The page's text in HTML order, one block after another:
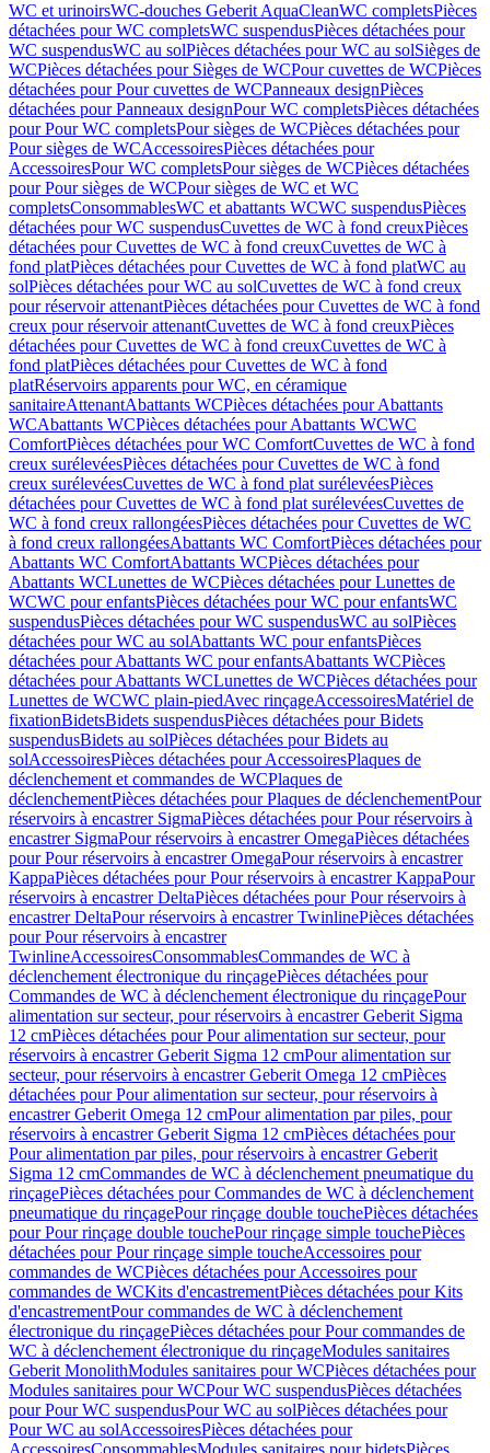
WC et urinoirsWC-douches Geberit AquaCleanWC completsPièces
détachées pour WC completsWC suspendusPièces détachées pour
WC suspendusWC au solPièces détachées pour WC au solSièges de
WCPièces détachées pour Sièges de WCPour cuvettes de WCPièces
détachées pour Pour cuvettes de WCPanneaux designPièces
détachées pour Panneaux designPour WC completsPièces détachées
pour Pour WC completsPour sièges de WCPièces détachées pour
Pour sièges de WCAccessoiresPièces détachées pour
AccessoiresPour WC completsPour sièges de WCPièces détachées
pour Pour sièges de WCPour sièges de WC et WC
completsConsommablesWC et abattants WCWC suspendusPièces
détachées pour WC suspendusCuvettes de WC à fond creuxPièces
détachées pour Cuvettes de WC à fond creuxCuvettes de WC à
fond platPièces détachées pour Cuvettes de WC à fond platWC au
solPièces détachées pour WC au solCuvettes de WC à fond creux
pour réservoir attenantPièces détachées pour Cuvettes de WC à fond
creux pour réservoir attenantCuvettes de WC à fond creuxPièces
détachées pour Cuvettes de WC à fond creuxCuvettes de WC à
fond platPièces détachées pour Cuvettes de WC à fond
platRéservoirs apparents pour WC, en céramique
sanitaireAttenantAbattants WCPièces détachées pour Abattants
WCAbattants WCPièces détachées pour Abattants WCWC
ComfortPièces détachées pour WC ComfortCuvettes de WC à fond
creux surélevéesPièces détachées pour Cuvettes de WC à fond
creux surélevéesCuvettes de WC à fond plat surélevéesPièces
détachées pour Cuvettes de WC à fond plat surélevéesCuvettes de
WC à fond creux rallongéesPièces détachées pour Cuvettes de WC
à fond creux rallongéesAbattants WC ComfortPièces détachées pour
Abattants WC ComfortAbattants WCPièces détachées pour
Abattants WCLunettes de WCPièces détachées pour Lunettes de
WCWC pour enfantsPièces détachées pour WC pour enfantsWC
suspendusPièces détachées pour WC suspendusWC au solPièces
détachées pour WC au solAbattants WC pour enfantsPièces
détachées pour Abattants WC pour enfantsAbattants WCPièces
détachées pour Abattants WCLunettes de WCPièces détachées pour
Lunettes de WCWC plain-piedAvec rinçageAccessoiresMatériel de
fixationBidetsBidets suspendusPièces détachées pour Bidets
suspendusBidets au solPièces détachées pour Bidets au
solAccessoiresPièces détachées pour AccessoiresPlaques de
déclenchement et commandes de WCPlaques de
déclenchementPièces détachées pour Plaques de déclenchementPour
réservoirs à encastrer SigmaPièces détachées pour Pour réservoirs à
encastrer SigmaPour réservoirs à encastrer OmegaPièces détachées
pour Pour réservoirs à encastrer OmegaPour réservoirs à encastrer
KappaPièces détachées pour Pour réservoirs à encastrer KappaPour
réservoirs à encastrer DeltaPièces détachées pour Pour réservoirs à
encastrer DeltaPour réservoirs à encastrer TwinlinePièces détachées
pour Pour réservoirs à encastrer
TwinlineAccessoiresConsommablesCommandes de WC à
déclenchement électronique du rinçagePièces détachées pour
Commandes de WC à déclenchement électronique du rinçagePour
alimentation sur secteur, pour réservoirs à encastrer Geberit Sigma
12 cmPièces détachées pour Pour alimentation sur secteur, pour
réservoirs à encastrer Geberit Sigma 12 cmPour alimentation sur
secteur, pour réservoirs à encastrer Geberit Omega 12 cmPièces
détachées pour Pour alimentation sur secteur, pour réservoirs à
encastrer Geberit Omega 12 cmPour alimentation par piles, pour
réservoirs à encastrer Geberit Sigma 12 cmPièces détachées pour
Pour alimentation par piles, pour réservoirs à encastrer Geberit
Sigma 12 cmCommandes de WC à déclenchement pneumatique du
rinçagePièces détachées pour Commandes de WC à déclenchement
pneumatique du rinçagePour rinçage double touchePièces détachées
pour Pour rinçage double touchePour rinçage simple touchePièces
détachées pour Pour rinçage simple toucheAccessoires pour
commandes de WCPièces détachées pour Accessoires pour
commandes de WCKits d'encastrementPièces détachées pour Kits
d'encastrementPour commandes de WC à déclenchement
électronique du rinçagePièces détachées pour Pour commandes de
WC à déclenchement électronique du rinçageModules sanitaires
Geberit MonolithModules sanitaires pour WCPièces détachées pour
Modules sanitaires pour WCPour WC suspendusPièces détachées
pour Pour WC suspendusPour WC au solPièces détachées pour
Pour WC au solAccessoiresPièces détachées pour
AccessoiresConsommablesModules sanitaires pour bidetsPièces